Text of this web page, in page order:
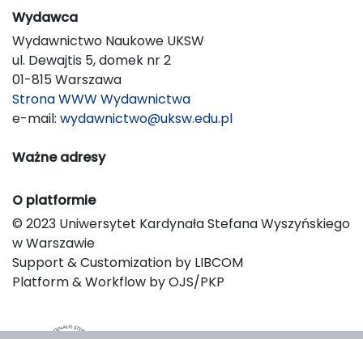
Wydawca
Wydawnictwo Naukowe UKSW
ul. Dewajtis 5, domek nr 2
01-815 Warszawa
Strona WWW Wydawnictwa
e-mail: wydawnictwo@uksw.edu.pl
Ważne adresy
O platformie
© 2023 Uniwersytet Kardynała Stefana Wyszyńskiego
w Warszawie
Support & Customization by LIBCOM
Platform & Workflow by OJS/PKP